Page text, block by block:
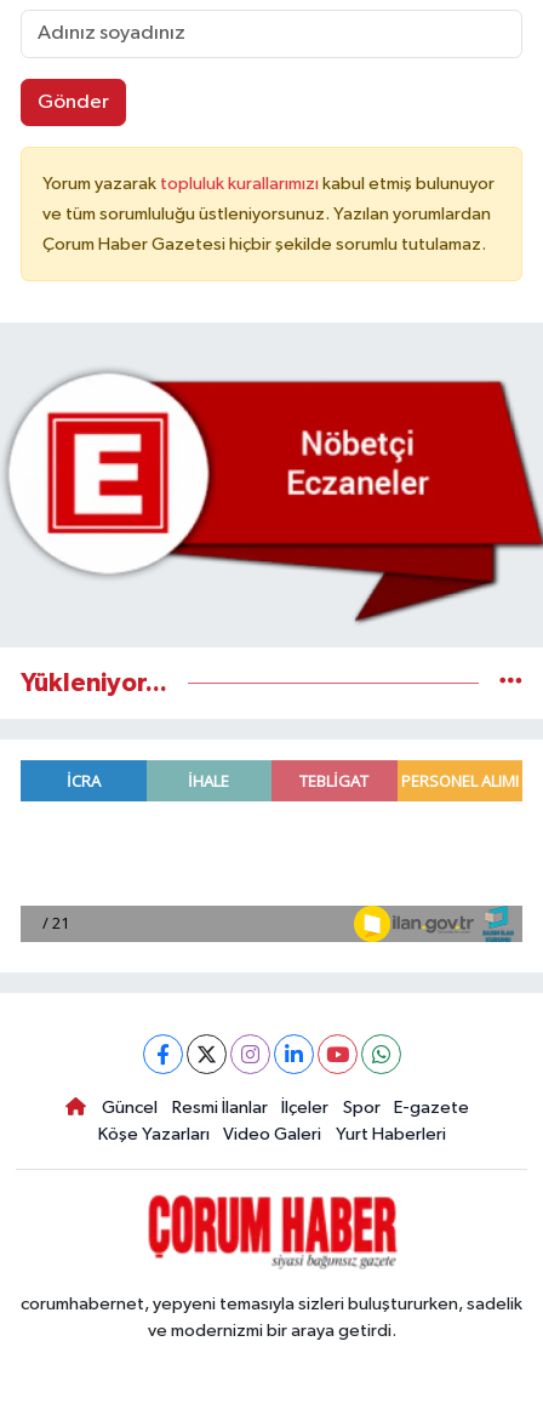
Gönder
Yorum yazarak topluluk kurallarımızı kabul etmiş bulunuyor
ve tüm sorumluluğu üstleniyorsunuz. Yazılan yorumlardan
Çorum Haber Gazetesi hiçbir şekilde sorumlu tutulamaz.
Yükleniyor...
Güncel Resmi İlanlar İlçeler Spor
E-gazete
Köşe Yazarları
Video Galeri Yurt Haberleri
corumhabernet, yepyeni temasıyla sizleri buluştururken, sadelik
ve modernizmi bir araya getirdi.